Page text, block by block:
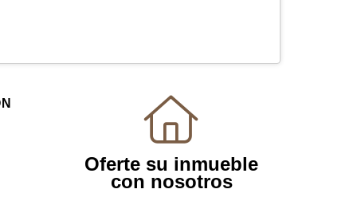
Oferte su inmueble
con nosotros